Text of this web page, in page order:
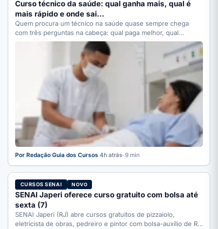
Curso técnico da saúde: qual ganha mais, qual é
mais rápido e onde sai…
Quem procura um técnico na saúde quase sempre chega
com três perguntas na cabeça: qual paga melhor, qual…
Por Redação Guia dos Cursos·4h atrás· 9 min
CURSOS SENAI NOVO
SENAI Japeri oferece curso gratuito com bolsa até
sexta (7)
SENAI Japeri (RJ) abre cursos gratuitos de pizzaiolo,
eletricista de obras, pedreiro e pintor com bolsa-auxílio de R$